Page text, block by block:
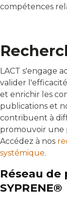
compétences
LACT s'engage
valider
et enrichir les
publications et
contribuent à
promouvoir une
Accédez à nos
systémique.
Réseau
SYPRENE®